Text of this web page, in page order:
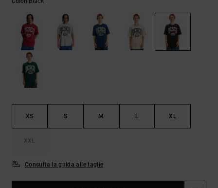
zaini
portamonete
alle
domande
più
frequenti e
accedi al
le FAQ
XS S M L XL
XXL
Consulta la guida alle taglie